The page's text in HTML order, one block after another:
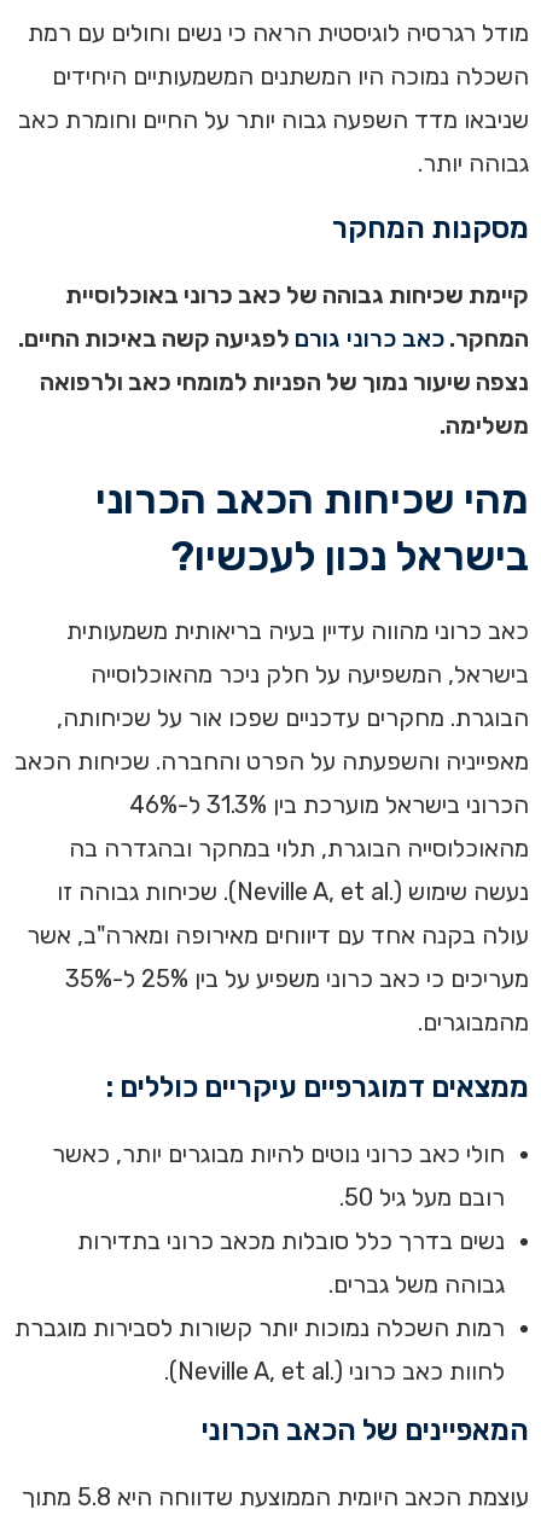
מודל רגרסיה לוגיסטית הראה כי נשים וחולים עם רמת
השכלה נמוכה היו המשתנים המשמעותיים היחידים
שניבאו מדד השפעה גבוה יותר על החיים וחומרת כאב
גבוהה יותר.‏
‏מסקנות המחקר
‏‏קיימת שכיחות גבוהה של כאב כרוני באוכלוסיית
המחקר. כאב כרוני גורם לפגיעה קשה באיכות החיים.
נצפה שיעור נמוך של הפניות למומחי כאב ולרפואה
משלימה.
מהי שכיחות הכאב הכרוני
בישראל נכון לעכשיו?
‏כאב כרוני מהווה עדיין בעיה בריאותית משמעותית
בישראל, המשפיעה על חלק ניכר מהאוכלוסייה
הבוגרת. מחקרים עדכניים שפכו אור על שכיחותה,
מאפייניה והשפעתה על הפרט והחברה.‏ ‏שכיחות הכאב
הכרוני בישראל מוערכת בין 31.3% ל-46%
מהאוכלוסייה הבוגרת, תלוי במחקר ובהגדרה בה
נעשה שימוש (.Neville A, et al). שכיחות גבוהה זו
עולה בקנה אחד עם דיווחים מאירופה ומארה"ב, אשר
מעריכים כי כאב כרוני משפיע על בין 25% ל-35%
מהמבוגרים.‏
‏ממצאים דמוגרפיים עיקריים כוללים :‏
‏חולי כאב כרוני נוטים להיות מבוגרים יותר, כאשר
רובם מעל גיל 50.
‏נשים בדרך כלל סובלות מכאב כרוני בתדירות
גבוהה משל גברים.
‏רמות השכלה נמוכות יותר קשורות לסבירות מוגברת
לחוות כאב כרוני (.Neville A, et al).‏
המאפיינים של הכאב הכרוני‏
עוצמת הכאב היומית הממוצעת שדווחה היא 5.8 מתוך